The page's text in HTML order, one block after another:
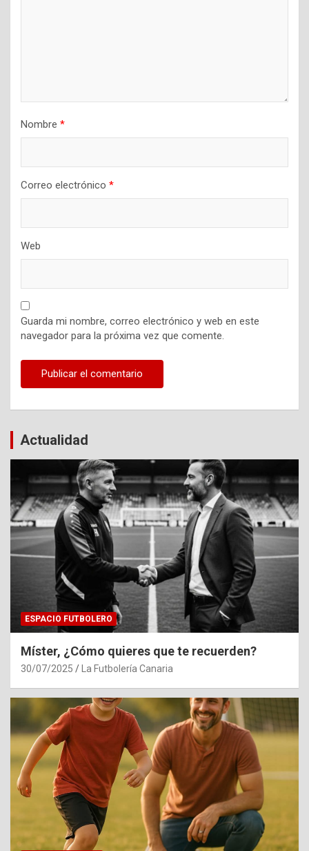
Nombre *
Correo electrónico *
Web
Guarda mi nombre, correo electrónico y web en este
navegador para la próxima vez que comente.
Actualidad
ESPACIO FUTBOLERO
Míster, ¿Cómo quieres que te recuerden?
30/07/2025 La Futbolería Canaria